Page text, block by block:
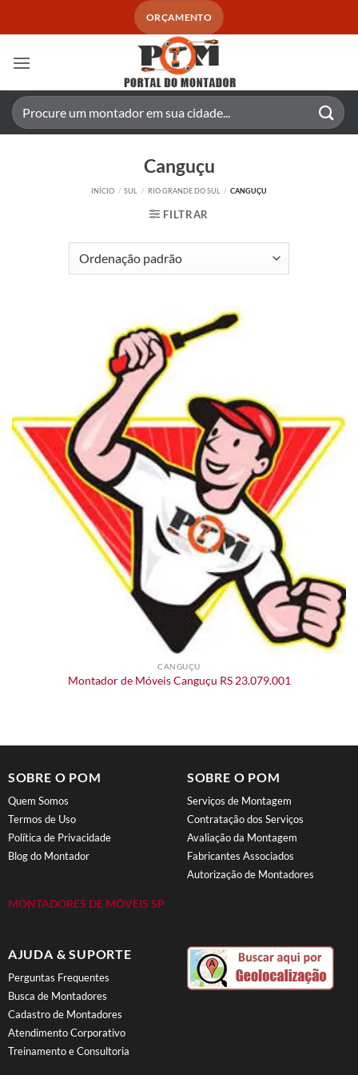
ORÇAMENTO
Pesquisar
por:
Canguçu
INÍCIO / SUL / RIO GRANDE DO SUL / CANGUÇU
FILTRAR
CANGUÇU
Montador de Móveis Canguçu RS 23.079.001
SOBRE O POM
Quem Somos
Termos de Uso
Política de Privacidade
Blog do Montador
MONTADORES DE MÓVEIS SP
SOBRE O POM
Serviços de Montagem
Contratação dos Serviços
Avaliação da Montagem
Fabricantes Associados
Autorização de Montadores
AJUDA & SUPORTE
Perguntas Frequentes
Busca de Montadores
Cadastro de Montadores
Atendimento Corporativo
Treinamento e Consultoria